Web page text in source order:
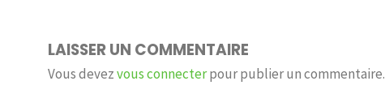
LAISSER UN COMMENTAIRE
Vous devezvous connecterpour publier un commentaire.